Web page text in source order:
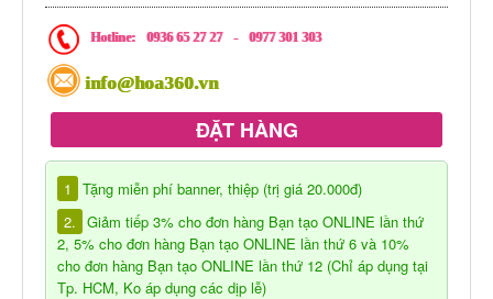
Hotline: 0936 65 27 27 - 0977 301 303
info@hoa360.vn
ĐẶT HÀNG
1
Tặng miễn phí banner, thiệp (trị giá 20.000đ)
2. Giảm tiếp 3% cho đơn hàng Bạn tạo ONLINE lần thứ
2, 5% cho đơn hàng Bạn tạo ONLINE lần thứ 6 và 10%
cho đơn hàng Bạn tạo ONLINE lần thứ 12 (Chỉ áp dụng tại
Tp. HCM, Ko áp dụng các dịp lễ)